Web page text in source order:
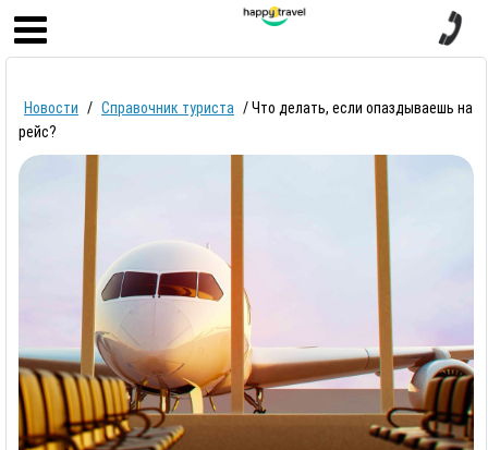
Круизы
Страны
Горящие туры
Туры в рассрочку
о компании
Новости / Справочник туриста /Что делать, если опаздываешь на
рейс?